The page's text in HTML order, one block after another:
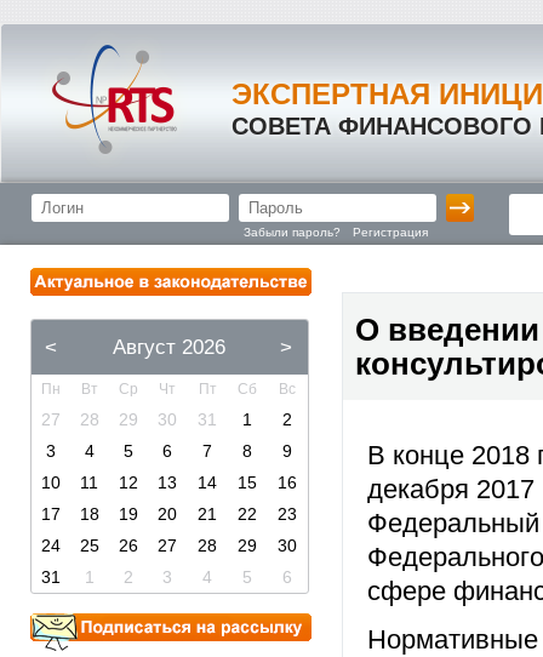
ЭКСПЕРТНАЯ
СОВЕТА ФИНАНСОВОГО
Забыли пароль? Регистрация
< Август 2026 >
Пн Вт Ср Чт Пт Сб Вс
27 28 29 30 31 1
2
3
4 5 6 7 8
9
10
11 12 13 14 15
16
17
18 19 20 21 22
23
24
25 26 27 28 29
30
31
1 2 3 4 5 6
О введении
В конце 2018
декабря
Федеральный
сфере
Нормативные